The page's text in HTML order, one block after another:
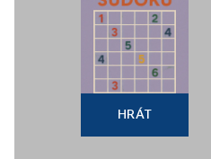
HRÁT